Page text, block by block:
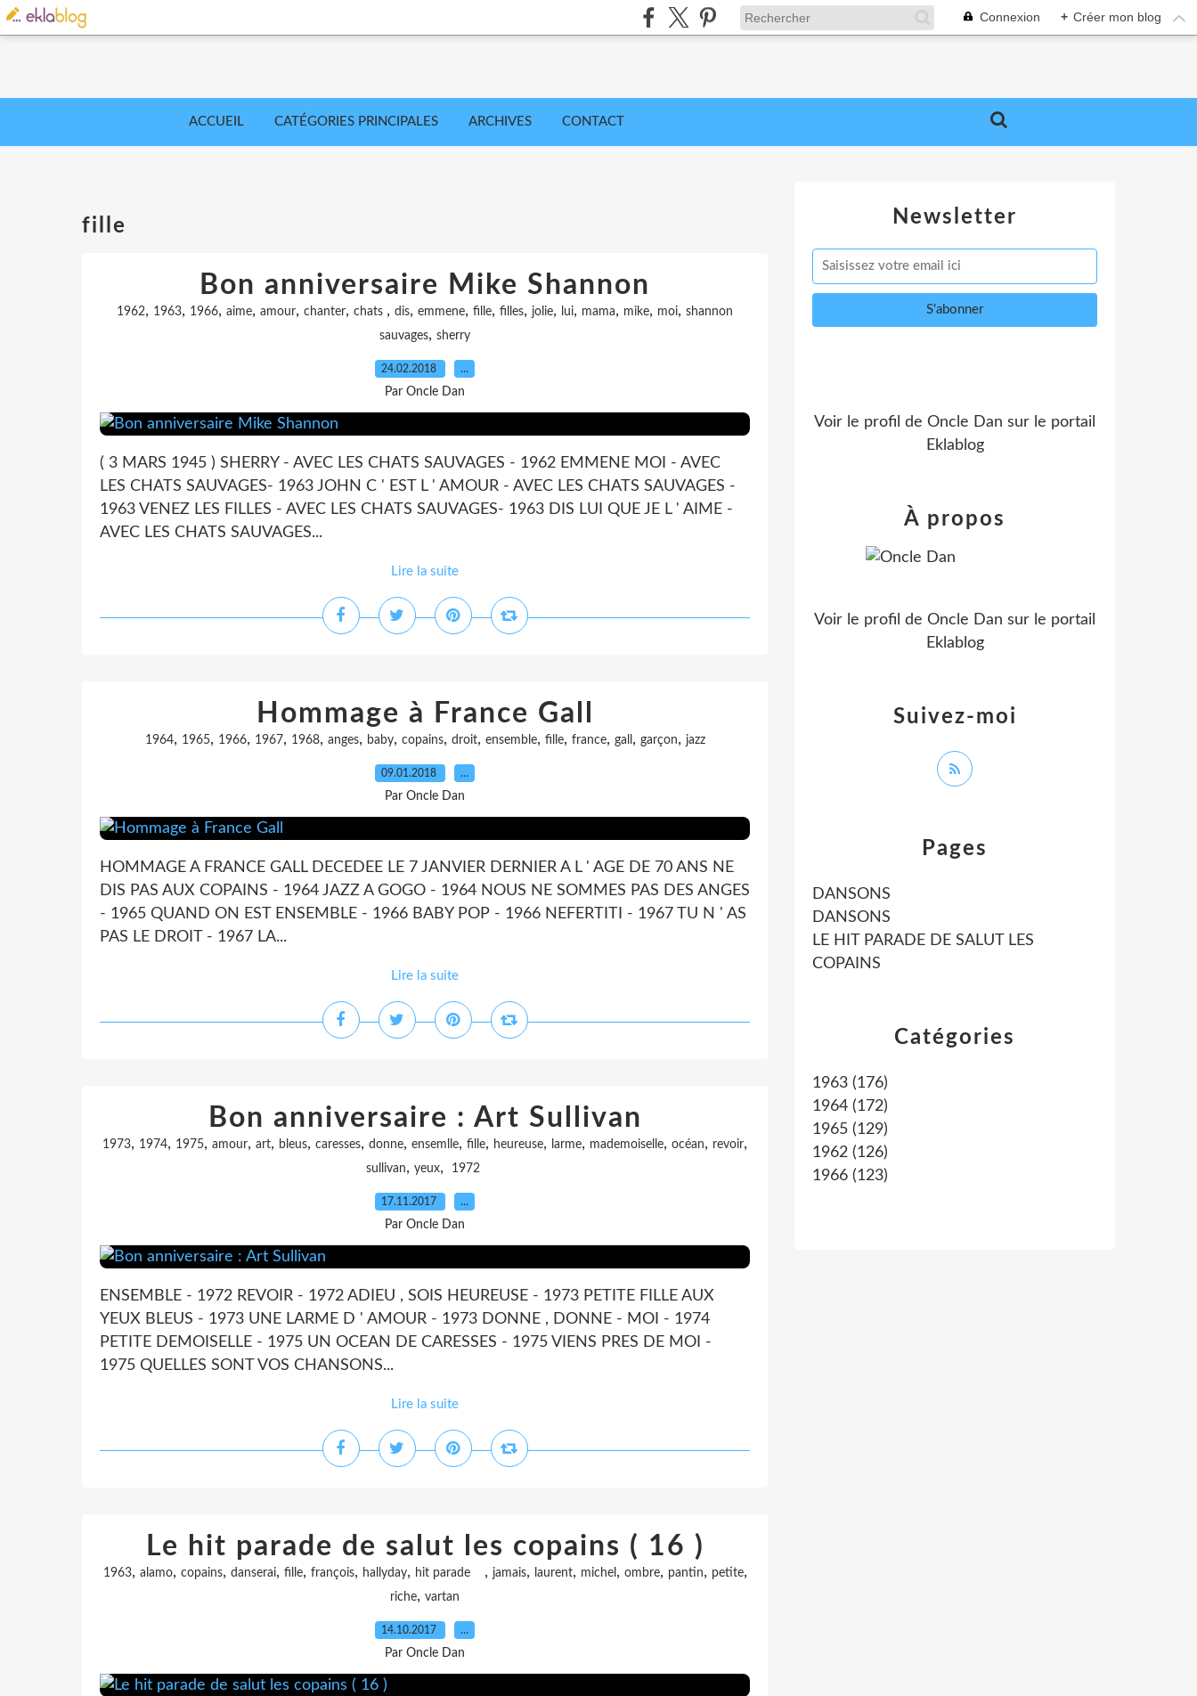
Connexion + Créer mon blog
ACCUEIL CATÉGORIES PRINCIPALES ARCHIVES CONTACT
fille
Bon anniversaire Mike Shannon
1962, 1963, 1966, aime, amour, chanter, chats , dis, emmene, fille, filles, jolie, lui, mama, mike, moi, shannon
sauvages, sherry
24.02.2018 …
Par Oncle Dan
( 3 MARS 1945 ) SHERRY - AVEC LES CHATS SAUVAGES - 1962 EMMENE MOI - AVEC
LES CHATS SAUVAGES- 1963 JOHN C ' EST L ' AMOUR - AVEC LES CHATS SAUVAGES -
1963 VENEZ LES FILLES - AVEC LES CHATS SAUVAGES- 1963 DIS LUI QUE JE L ' AIME -
AVEC LES CHATS SAUVAGES...
Lire la suite
Hommage à France Gall
1964, 1965, 1966, 1967, 1968, anges, baby, copains, droit, ensemble, fille, france, gall , garçon, jazz
09.01.2018 …
Par Oncle Dan
HOMMAGE A FRANCE GALL DECEDEE LE 7 JANVIER DERNIER A L ' AGE DE 70 ANS NE
DIS PAS AUX COPAINS - 1964 JAZZ A GOGO - 1964 NOUS NE SOMMES PAS DES ANGES
- 1965 QUAND ON EST ENSEMBLE - 1966 BABY POP - 1966 NEFERTITI - 1967 TU N ' AS
PAS LE DROIT - 1967 LA...
Lire la suite
Bon anniversaire : Art Sullivan
1973, 1974, 1975, amour, art, bleus, caresses, donne, ensemlle, fille, heureuse, larme, mademoiselle, océan, revoir,
sullivan, yeux, 1972
17.11.2017 …
Par Oncle Dan
ENSEMBLE - 1972 REVOIR - 1972 ADIEU , SOIS HEUREUSE - 1973 PETITE FILLE AUX
YEUX BLEUS - 1973 UNE LARME D ' AMOUR - 1973 DONNE , DONNE - MOI - 1974
PETITE DEMOISELLE - 1975 UN OCEAN DE CARESSES - 1975 VIENS PRES DE MOI -
1975 QUELLES SONT VOS CHANSONS...
Lire la suite
Le hit parade de salut les copains ( 16 )
1963, alamo, copains, danserai, fille, françois, hallyday, hit parade , jamais, laurent, michel, ombre, pantin, petite,
riche, vartan
14.10.2017 …
Par Oncle Dan
Newsletter
Catégories
1963 (176)
1964 (172)
1965 (129)
1962 (126)
1966 (123)
Pages
DANSONS
DANSONS
LE HIT PARADE DE SALUT LES
COPAINS
Voir le profil de Oncle Dan sur le portail
Eklablog
Suivez-moi
À propos
Voir le profil de Oncle Dan sur le portail
Eklablog